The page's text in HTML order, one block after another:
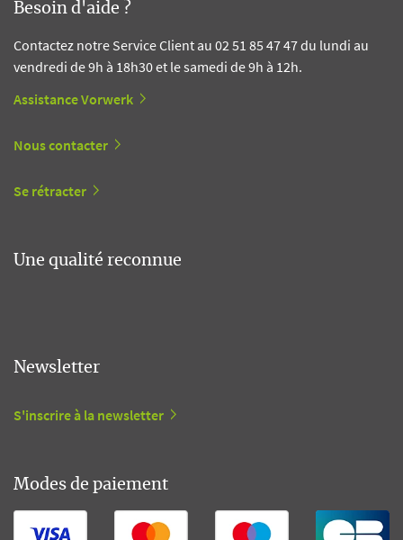
Besoin d'aide ?
Contactez notre Service Client au 02 51 85 47 47 du lundi au
vendredi de 9h à 18h30 et le samedi de 9h à 12h.
Assistance Vorwerk
Nous contacter
Se rétracter
Une qualité reconnue
Newsletter
S'inscrire à la newsletter
Modes de paiement